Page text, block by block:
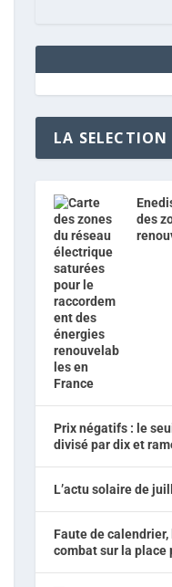
LA SELECTION
des
Prix négatifs : le
divisé par dix et
L’actu solaire de
Faute de
combat sur la place